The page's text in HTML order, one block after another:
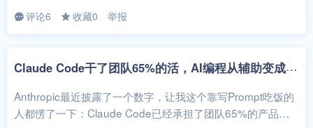
评论6 收藏0 举报
C
laude Code干了团队65%的活，AI编程从辅助变成主力了
Anthropic最近披露了一个数字，让我这个靠写Prompt吃饭的
人都愣了一下：Claude Code已经承担了团队65%的产品工